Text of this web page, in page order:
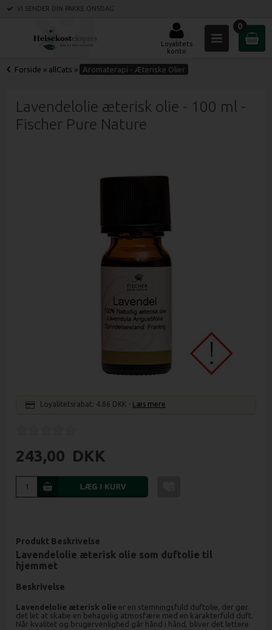
VI SENDER DIN PAKKE ONSDAG
0
Loyalitets
konto
Forside » allCats » Aromaterapi - Æteriske Olier
Lavendelolie æterisk olie - 100 ml -
Fischer Pure Nature
Loyalitetsrabat: 4.86 DKK - Læs mere
243,00 DKK
Produkt Beskrivelse
Lavendelolie æterisk olie som duftolie til
hjemmet
Beskrivelse
Lavendelolie æterisk olie er en stemningsfuld duftolie, der gør
det let at skabe en behagelig atmosfære med en karakterfuld duft.
Når kvalitet og brugervenlighed går hånd i hånd, bliver det lettere